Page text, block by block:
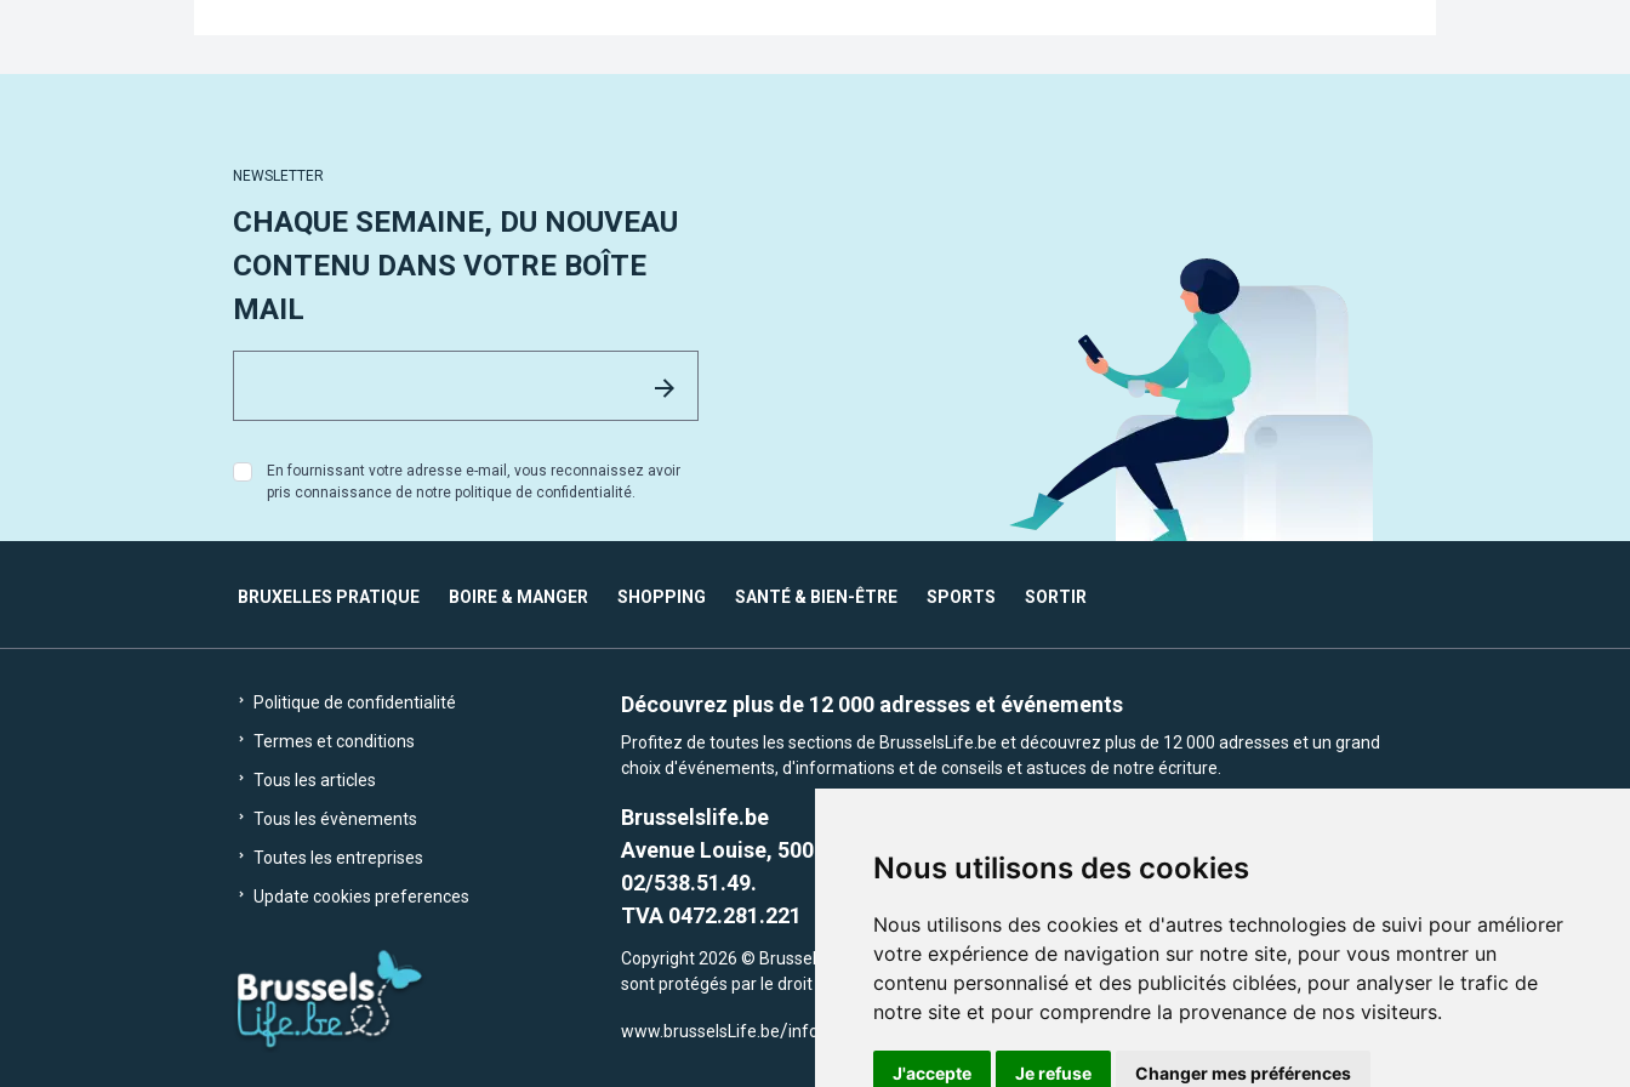
Nous utilisons des cookies
Nous utilisons des cookies et d'autres technologies de suivi pour améliorer
votre expérience de navigation sur notre site, pour vous montrer un
contenu personnalisé et des publicités ciblées, pour analyser le trafic de
notre site et pour comprendre la provenance de nos visiteurs.
J'accepte Je refuse Changer mes préférences
NEWSLETTER
CHAQUE SEMAINE, DU NOUVEAU
CONTENU DANS VOTRE BOÎTE
MAIL
En fournissant votre adresse e-mail, vous reconnaissez avoir
pris connaissance de notre politique de confidentialité.
BRUXELLES PRATIQUE BOIRE & MANGER SHOPPING SANTÉ & BIEN-ÊTRE SPORTS SORTIR
Politique de confidentialité
Termes et conditions
Tous les articles
Tous les évènements
Toutes les entreprises
Update cookies preferences
Découvrez plus de 12 000 adresses et événements
Profitez de toutes les sections de BrusselsLife.be et découvrez plus de 12 000 adresses et un grand
choix d'événements, d'informations et de conseils et astuces de notre écriture.
Brusselslife.be
Avenue Louise, 500 -1050 Ixelles, Brussels,
02/538.51.49.
TVA 0472.281.221
Copyright 2026 © Brusselslife.be Tous droits réservés. Le contenu et les images utilisés sur ce site
sont protégés par le droit d'auteur. la propriétaires respectifs.
www.brusselsLife.be/info@brusselslife.be